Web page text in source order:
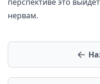
нервам.